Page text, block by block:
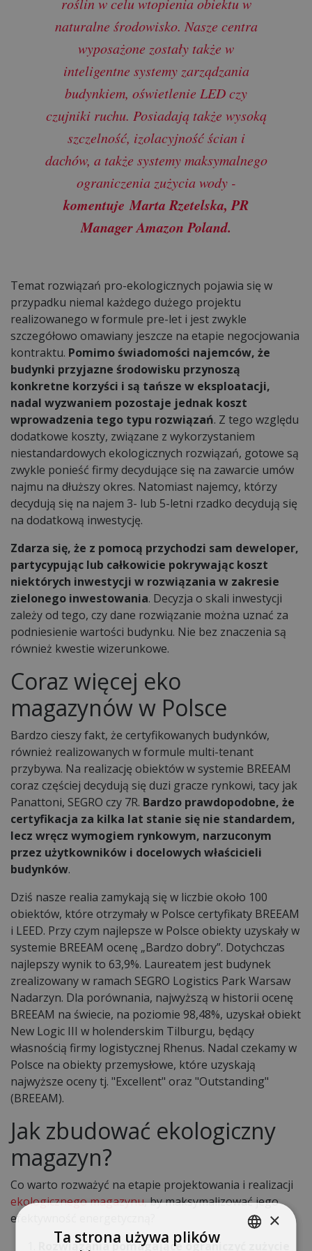
naturalne środowisko. Nasze centra
wyposażone zostały także w
inteligentne systemy zarządzania
budynkiem, oświetlenie LED czy
czujniki ruchu. Posiadają także wysoką
szczelność, izolacyjność ścian i
dachów, a także systemy maksymalnego
ograniczenia zużycia wody -
komentuje Marta Rzetelska, PR
Manager Amazon Poland.
Temat rozwiązań pro-ekologicznych pojawia się w
przypadku niemal każdego dużego projektu
realizowanego w formule pre-let i jest zwykle
szczegółowo omawiany jeszcze na etapie negocjowania
kontraktu. Pomimo świadomości najemców, że
budynki przyjazne środowisku przynoszą
konkretne korzyści i są tańsze w eksploatacji,
nadal wyzwaniem pozostaje jednak koszt
wprowadzenia tego typu rozwiązań. Z tego względu
dodatkowe koszty, związane z wykorzystaniem
niestandardowych ekologicznych rozwiązań, gotowe są
zwykle ponieść firmy decydujące się na zawarcie umów
najmu na dłuższy okres. Natomiast najemcy, którzy
decydują się na najem 3- lub 5-letni rzadko decydują się
na dodatkową inwestycję.
Zdarza się, że z pomocą przychodzi sam deweloper,
partycypując lub całkowicie pokrywając koszt
niektórych inwestycji w rozwiązania w zakresie
zielonego inwestowania. Decyzja o skali inwestycji
zależy od tego, czy dane rozwiązanie można uznać za
podniesienie wartości budynku. Nie bez znaczenia są
również kwestie wizerunkowe.
Coraz więcej eko
magazynów w Polsce
Bardzo cieszy fakt, że certyfikowanych budynków,
również realizowanych w formule multi-tenant
przybywa. Na realizację obiektów w systemie BREEAM
coraz częściej decydują się duzi gracze rynkowi, tacy jak
Panattoni, SEGRO czy 7R. Bardzo prawdopodobne, że
certyfikacja za kilka lat stanie się nie standardem,
lecz wręcz wymogiem rynkowym, narzuconym
przez użytkowników i docelowych właścicieli
budynków.
Dziś nasze realia zamykają się w liczbie około 100
obiektów, które otrzymały w Polsce certyfikaty BREEAM
i LEED. Przy czym najlepsze w Polsce obiekty uzyskały w
systemie BREEAM ocenę „Bardzo dobry”. Dotychczas
najlepszy wynik to 63,9%. Laureatem jest budynek
zrealizowany w ramach SEGRO Logistics Park Warsaw
Nadarzyn. Dla porównania, najwyższą w historii ocenę
BREEAM na świecie, na poziomie 98,48%, uzyskał obiekt
New Logic III w holenderskim Tilburgu, będący
własnością firmy logistycznej Rhenus. Nadal czekamy w
Polsce na obiekty przemysłowe, które uzyskają
najwyższe oceny tj. "Excellent" oraz "Outstanding"
(BREEAM).
Jak zbudować ekologiczny
magazyn?
Co warto rozważyć na etapie projektowania i realizacji
ekologicznego magazynu, by maksymalizować jego
efektywność energetyczną?
Rozwiązania pomagające ograniczyć zużycie
×
Ta strona używa plików